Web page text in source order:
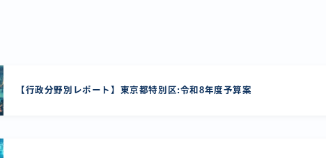
【行政分野別レポート】東京都特別区:令和8年度予算案